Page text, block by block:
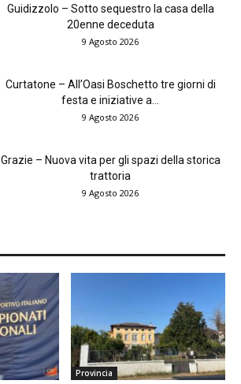
Guidizzolo – Sotto sequestro la casa della
20enne deceduta
9 Agosto 2026
Curtatone – All’Oasi Boschetto tre giorni di
festa e iniziative a...
9 Agosto 2026
Grazie – Nuova vita per gli spazi della storica
trattoria
9 Agosto 2026
Provincia